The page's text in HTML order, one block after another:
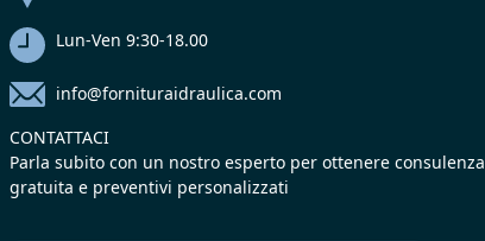
Lun-Ven 9:30-18.00
info@fornituraidraulica.com
CONTATTACI
Parla subito con un nostro esperto per ottenere consulenza
gratuita e preventivi personalizzati